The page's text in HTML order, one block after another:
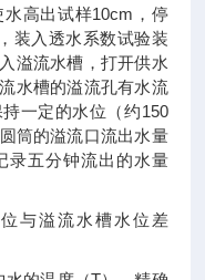
水高出试样10cm ，停
装入透水系数试验装
溢流水槽，打开供水
水槽的溢流孔有水流
一定的水位（约150
筒的溢流口流出水量
录五分钟流出的水量
与溢流水槽水位差